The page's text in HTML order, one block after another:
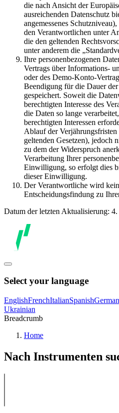
die nach Ansicht der
ausreichenden Datenschutz
angemessenes
den Verantwortlichen unter
die den geltenden
unter anderem die
Ihre personenbezogenen
Vertrags über Informations-
oder des Demo-Konto-
Beendigung für die Dauer
gespeichert. Soweit die
berechtigten Interesse des
die Daten so lange
berechtigten Interessen
Ablauf der
geltenden Gesetzen), jedoch
zu dem der Widerspruch
Verarbeitung Ihrer
Einwilligung, so erfolgt dies
dieser Einwilligung.
Der Verantwortliche wird
Entscheidungsfindung zu
Datum der letzten Aktualisierung:
Select your language
EnglishFrenchItalianSpanishGerman
Ukrainian
Breadcrumb
Home
Nach Instrumenten